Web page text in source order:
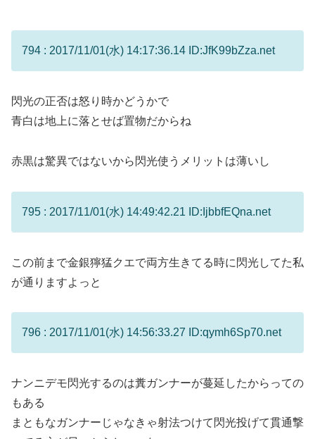
794 : 2017/11/01(水) 14:17:36.14 ID:JfK99bZza.net
閃光の正否は怒り時かどうかで
青白は地上に落とせば置物だからね
赤黒は驚異ではないから閃光使うメリットは薄いし
795 : 2017/11/01(水) 14:49:42.21 ID:IjbbfEQna.net
この前まで金銀獰猛クエで両方生きてる時に閃光してた私
が通りますよっと
796 : 2017/11/01(水) 14:56:33.27 ID:qymh6Sp70.net
ナンニデモ閃光するのは糞ガンナーが蔓延したからっての
もある
まともなガンナーじゃなきゃ射法つけて閃光投げて貫通撃